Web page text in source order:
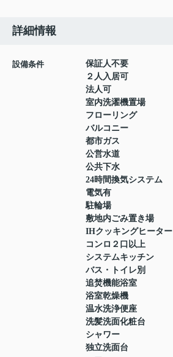
詳細情報
設備条件
保証人不要
２人入居可
法人可
室内洗濯機置場
フローリング
バルコニー
都市ガス
公営水道
公共下水
24時間換気システム
電気有
駐輪場
敷地内ごみ置き場
IHクッキングヒーター
コンロ２口以上
システムキッチン
バス・トイレ別
追焚機能浴室
浴室乾燥機
温水洗浄便座
洗髪洗面化粧台
シャワー
独立洗面台